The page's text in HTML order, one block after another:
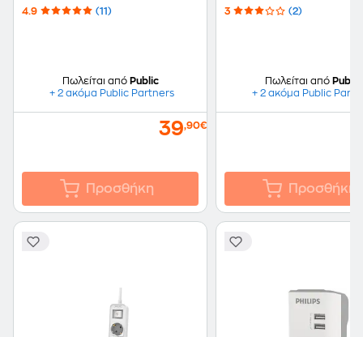
4.9 (11)
Πωλείται από Public
+ 2 ακόμα Public Partners
39,90€
Προσθήκη
3 (2)
Πωλείται από Public
+ 2 ακόμα Public
Προσθήκη